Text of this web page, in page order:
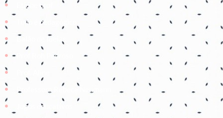
Etiene prof
Tudo é pedagógico
Balão de Ideias
Prof Roh Pedroso
Professora Rebeca Neumann
Jogos educativos